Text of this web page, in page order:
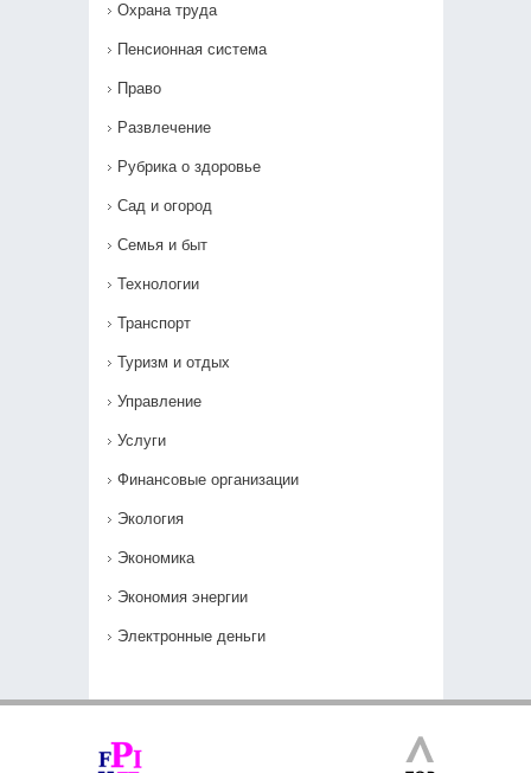
Охрана труда
Пенсионная система
Право
Развлечение
Рубрика о здоровье
Сад и огород
Семья и быт
Технологии
Транспорт
Туризм и отдых
Управление
Услуги
Финансовые организации
Экология
Экономика
Экономия энергии
Электронные деньги